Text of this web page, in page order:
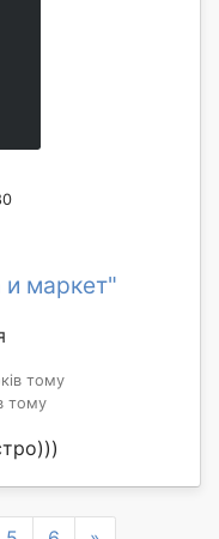
и маркет"
тому
тому